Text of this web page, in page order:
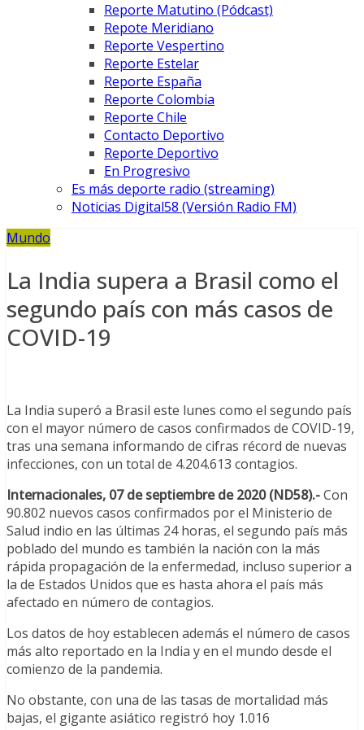
Reporte Matutino (Pódcast)
Repote Meridiano
Reporte Vespertino
Reporte Estelar
Reporte España
Reporte Colombia
Reporte Chile
Contacto Deportivo
Reporte Deportivo
En Progresivo
Es más deporte radio (streaming)
Noticias Digital58 (Versión Radio FM)
Mundo
La India supera a Brasil como el
segundo país con más casos de
COVID-19
La India superó a Brasil este lunes como el segundo país
con el mayor número de casos confirmados de COVID-19,
tras una semana informando de cifras récord de nuevas
infecciones, con un total de 4.204.613 contagios.
Internacionales, 07 de septiembre de 2020 (ND58).-Con
90.802 nuevos casos confirmados por el Ministerio de
Salud indio en las últimas 24 horas, el segundo país más
poblado del mundo es también la nación con la más
rápida propagación de la enfermedad, incluso superior a
la de Estados Unidos que es hasta ahora el país más
afectado en número de contagios.
Los datos de hoy establecen además el número de casos
más alto reportado en la India y en el mundo desde el
comienzo de la pandemia.
No obstante, con una de las tasas de mortalidad más
bajas, el gigante asiático registró hoy 1.016